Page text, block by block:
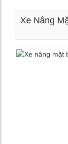
Xe Nâng